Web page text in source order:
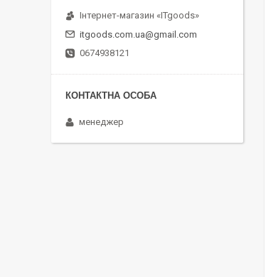
Інтернет-магазин «ITgoods»
itgoods.com.ua@gmail.com
0674938121
менеджер